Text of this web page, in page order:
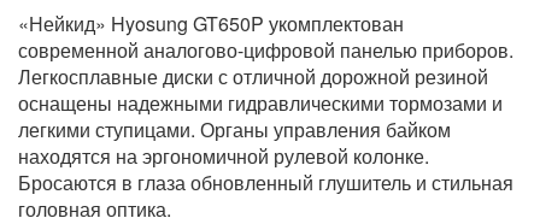
«Нейкид» Hyosung GT650P укомплектован
современной аналогово-цифровой панелью приборов.
Легкосплавные диски с отличной дорожной резиной
оснащены надежными гидравлическими тормозами и
легкими ступицами. Органы управления байком
находятся на эргономичной рулевой колонке.
Бросаются в глаза обновленный глушитель и стильная
головная оптика.